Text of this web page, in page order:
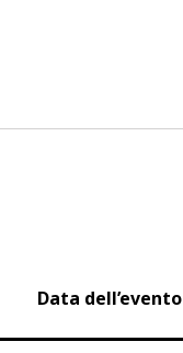
Data dell’evento